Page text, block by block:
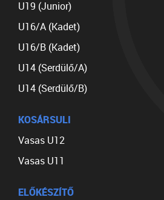
U19 (Junior)
U16/A (Kadet)
U16/B (Kadet)
U14 (Serdülő/A)
U14 (Serdülő/B)
KOSÁRSULI
Vasas U12
Vasas U11
ELŐKÉSZÍTŐ